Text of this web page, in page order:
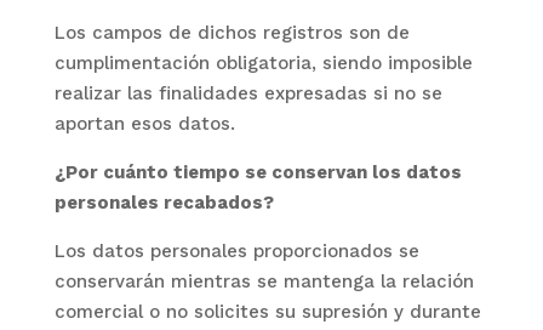
Los campos de dichos registros son de
cumplimentación obligatoria, siendo imposible
realizar las finalidades expresadas si no se
aportan esos datos.
¿Por cuánto tiempo se conservan los datos
personales recabados?
Los datos personales proporcionados se
conservarán mientras se mantenga la relación
comercial o no solicites su supresión y durante